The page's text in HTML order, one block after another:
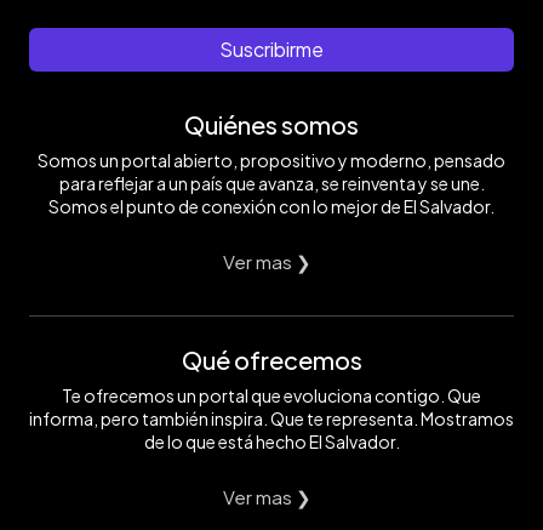
Suscribirme
Quiénes somos
Somos un portal abierto, propositivo y moderno, pensado
para reflejar a un país que avanza, se reinventa y se une.
Somos el punto de conexión con lo mejor de El Salvador.
Ver mas ❯
Qué ofrecemos
Te ofrecemos un portal que evoluciona contigo. Que
informa, pero también inspira. Que te representa. Mostramos
de lo que está hecho El Salvador.
Ver mas ❯